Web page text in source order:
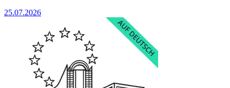
25.07.2026